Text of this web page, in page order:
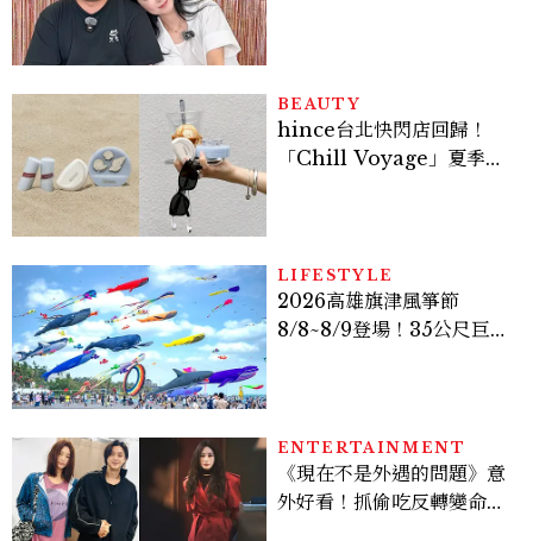
BEAUTY
hince台北快閃店回歸！
「Chill Voyage」夏季限
LIFESTYLE
2026高雄旗津風箏節
8/8~8/9登場！35公尺巨大
ENTERTAINMENT
《現在不是外遇的問題》意
外好看！抓偷吃反轉變命